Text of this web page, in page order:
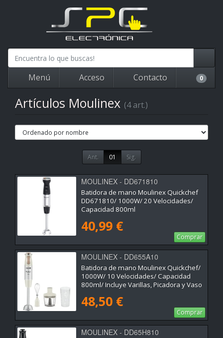
Menú Acceso Contacto 0
Artículos Moulinex (4 art.)
Ant. 01 Sig.
MOULINEX - DD671810
Batidora de mano Moulinex Quickchef
DD671810/ 1000W/ 20 Velocidades/
Capacidad 800ml
40,99 €
Comprar
MOULINEX - DD655A10
Batidora de mano Moulinex Quickchef/
1000W/ 10 Velocidades/ Capacidad
800ml/ Incluye Varillas, Picadora y Vaso
48,50 €
Comprar
MOULINEX - DD65H810